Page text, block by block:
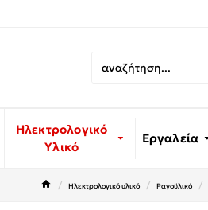
Ηλεκτρολογικό
Υλικό
Εργαλεία
Ηλεκτρολογικό υλικό Ραγοϋλικό